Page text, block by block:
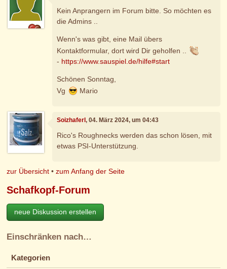
Kein Anprangern im Forum bitte. So möchten es
die Admins ..
Wenn's was gibt, eine Mail übers
Kontaktformular, dort wird Dir geholfen ..
- https://www.sauspiel.de/hilfe#start
Schönen Sonntag,
Vg
Mario
Soizhaferl, 04. März 2024, um 04:43
Rico's Roughnecks werden das schon lösen, mit
etwas PSI-Unterstützung.
zur Übersicht •zum Anfang der Seite
Schafkopf-Forum
neue Diskussion erstellen
Einschränken nach…
Kategorien